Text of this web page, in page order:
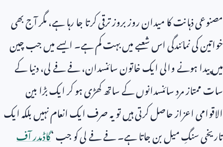
مصنوعی ذہانت کا میدان روز بروز ترقی کرتا جا رہا ہے، مگر آج بھی
خواتین کی نمائندگی اس شعبے میں بہت کم ہے۔ ایسے میں جب چین
میں پیدا ہونے والی ایک خاتون سائنسدان، فے فے لی، دنیا کے
سات ممتاز مرد سائنسدانوں کے ساتھ کھڑی ہو کر ایک بڑا بین
الاقوامی اعزاز حاصل کرتی ہیں تو یہ صرف ایک انعام نہیں بلکہ ایک
تاریخی سنگِ میل بن جاتا ہے۔ فے فے لی کو جب ‘گاڈمدر آف